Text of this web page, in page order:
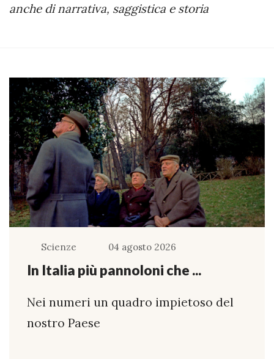
anche di narrativa, saggistica e storia
Scienze 04 agosto 2026
In Italia più pannoloni che ...
Nei numeri un quadro impietoso del
nostro Paese